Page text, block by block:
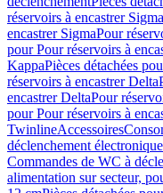
réservoirs à encastrer Sigma
encastrer SigmaPour
pour Pour réservoirs à
KappaPièces détachées
réservoirs à encastrer Delta
encastrer DeltaPour
pour Pour réservoirs à
TwinlineAccessoires
déclenchement
Commandes de WC à
alimentation sur secteur,